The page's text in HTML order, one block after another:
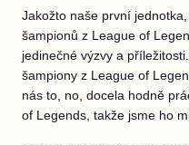
Jakožto naše první
šampionů z League of
jedinečné výzvy a
šampiony z League of
nás to, no, docela hodně
of Legends, takže jsme ho